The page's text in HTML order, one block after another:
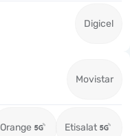
Digicel
Movistar
Orange Etisalat